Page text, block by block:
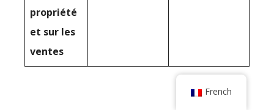
propriété
et sur les
ventes
French